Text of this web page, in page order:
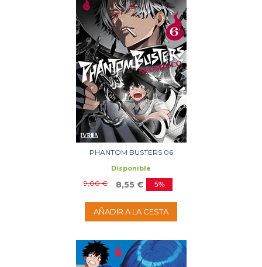
PHANTOM BUSTERS 06
Disponible
9,00 € 8,55 € 5%
AÑADIR A LA CESTA